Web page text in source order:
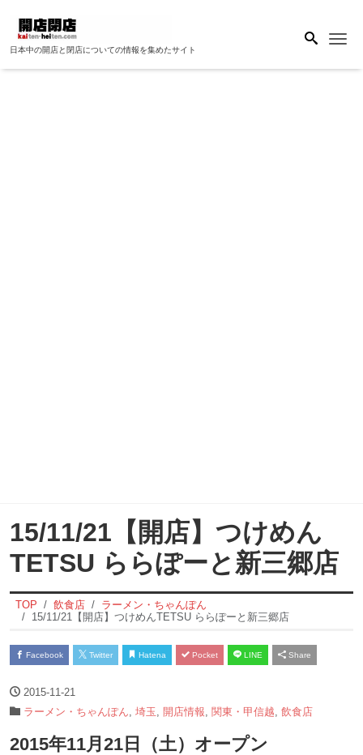
日本中の開店と閉店についての情報を集めたサイト
15/11/21【開店】つけめん
TETSU ららぽーと新三郷店
TOP 飲食店
ラーメン・ちゃんぽん
15/11/21【開店】つけめんTETSU ららぽーと新三郷店
Facebook Twitter Hatena Pocket LINE Share
2015-11-21
ラーメン・ちゃんぽん 埼玉 開店情報 関東・甲信越 飲食店
2015年11月21日（土）オープン